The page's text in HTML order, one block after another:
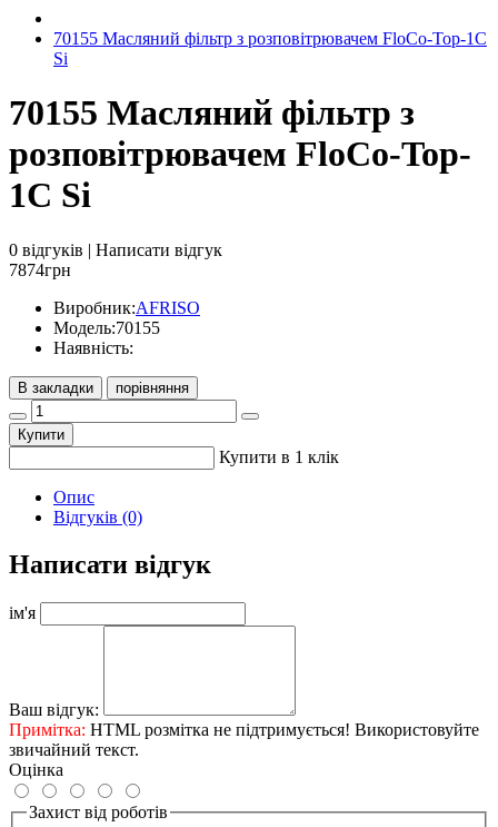
70155 Масляний фільтр з розповітрювачем FloCo-Top-1C
Si
70155 Масляний фільтр з
розповітрювачем FloCo-Top-
1C Si
0 відгуків | Написати відгук
7874грн
Виробник:AFRISO
Модель:70155
Наявність:
В закладки порівняння
Купити
Купити в 1 клік
Опис
Відгуків (0)
Написати відгук
ім'я
Ваш відгук:
Примітка: HTML розмітка не підтримується! Використовуйте
звичайний текст.
Оцінка
Захист від роботів